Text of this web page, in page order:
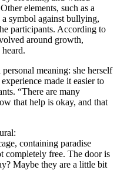
elements, such as a
symbol against bullying,
participants. According to
around growth,
meaning: she herself
made it easier to
“There are many
that help is okay, and that
containing paradise
completely free. The door is
Maybe they are a little bit